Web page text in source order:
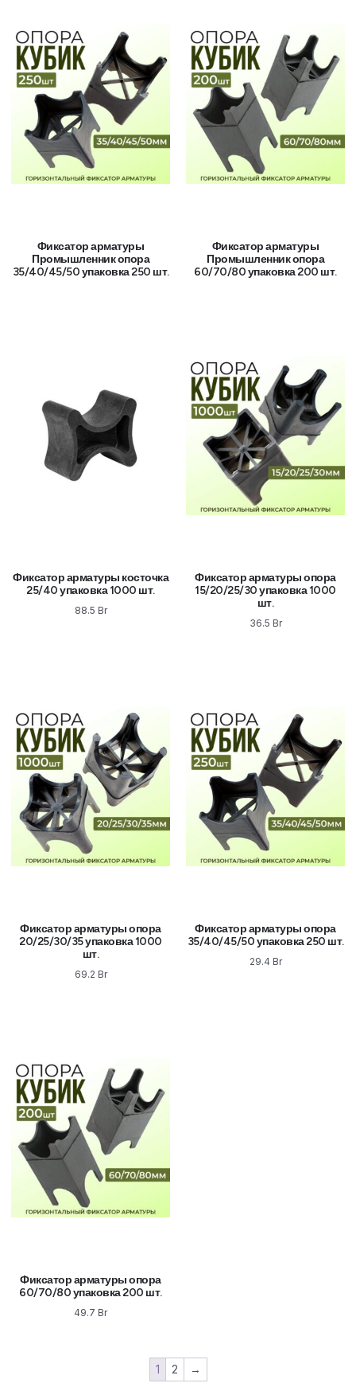
Фиксатор арматуры
Промышленник опора
35/40/45/50 упаковка 250 шт.
Фиксатор арматуры
Промышленник опора
60/70/80 упаковка 200 шт.
Фиксатор арматуры косточка
25/40 упаковка 1000 шт.
88.5 Br
Фиксатор арматуры опора
15/20/25/30 упаковка 1000
шт.
36.5 Br
Фиксатор арматуры опора
20/25/30/35 упаковка 1000
шт.
69.2 Br
Фиксатор арматуры опора
35/40/45/50 упаковка 250 шт.
29.4 Br
Фиксатор арматуры опора
60/70/80 упаковка 200 шт.
49.7 Br
1 2 →